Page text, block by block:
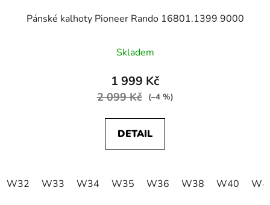
Pánské kalhoty Pioneer Rando 16801.1399 9000
Skladem
1 999 Kč
2 099 Kč (–4 %)
DETAIL
W32 W33 W34 W35 W36 W38 W40